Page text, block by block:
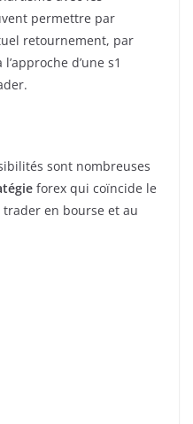
permettre par
retournement, par
d’une s1
sont nombreuses
forex qui coïncide le
en bourse et au